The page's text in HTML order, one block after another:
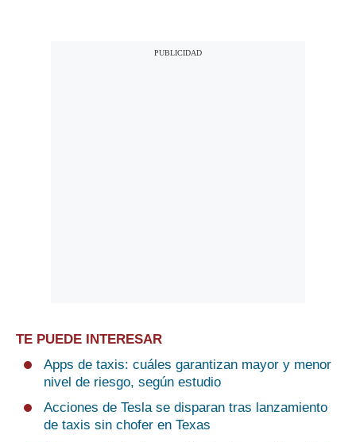
TE PUEDE INTERESAR
Apps de taxis: cuáles garantizan mayor y menor
nivel de riesgo, según estudio
Acciones de Tesla se disparan tras lanzamiento
de taxis sin chofer en Texas